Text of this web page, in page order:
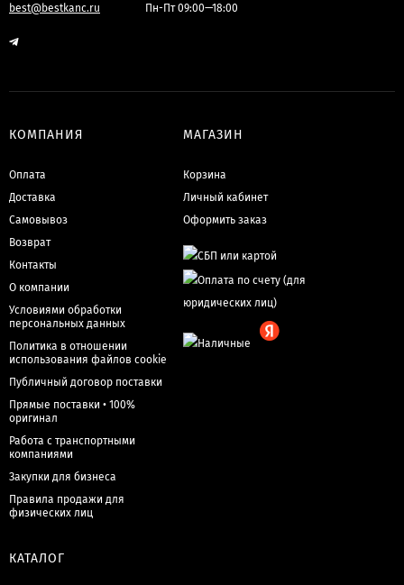
best@bestkanc.ru Пн-Пт 09:00—18:00
КОМПАНИЯ
Оплата
Доставка
Самовывоз
Возврат
Контакты
О компании
Условиями обработки
персональных данных
Политика в отношении
использования файлов cookie
Публичный договор поставки
Прямые поставки • 100%
оригинал
Работа с транспортными
компаниями
Закупки для бизнеса
Правила продажи для
физических лиц
МАГАЗИН
Корзина
Личный кабинет
Оформить заказ
КАТАЛОГ